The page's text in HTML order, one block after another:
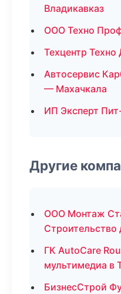
Владикавказ
ООО Техно
Техцентр
Автосервис
— Махачкала
ИП Эксперт
Другие
ООО Монтаж
Строительство
ГК AutoCare
мультимедиа в
БизнесСтрой